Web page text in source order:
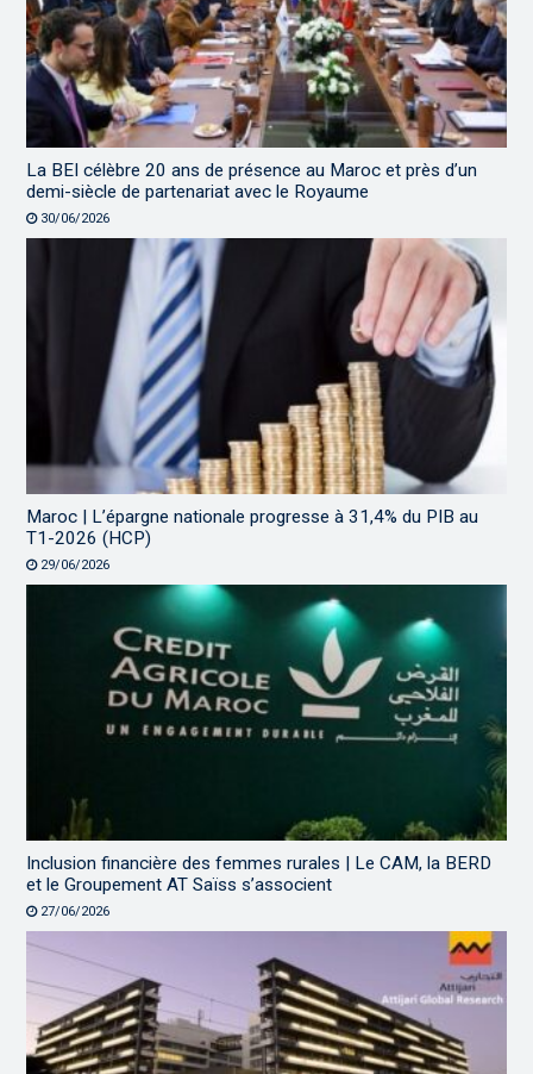
La BEI célèbre 20 ans de présence au Maroc et près d’un
demi-siècle de partenariat avec le Royaume
30/06/2026
Maroc | L’épargne nationale progresse à 31,4% du PIB au
T1-2026 (HCP)
29/06/2026
Inclusion financière des femmes rurales | Le CAM, la BERD
et le Groupement AT Saïss s’associent
27/06/2026